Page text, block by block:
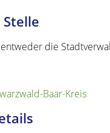
die
Baar-Kreis